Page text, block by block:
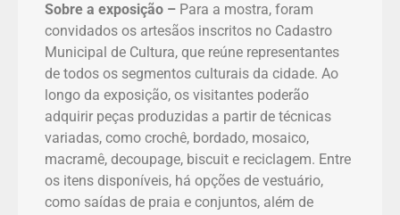
Sobre a exposição – Para a mostra, foram
convidados os artesãos inscritos no Cadastro
Municipal de Cultura, que reúne representantes
de todos os segmentos culturais da cidade. Ao
longo da exposição, os visitantes poderão
adquirir peças produzidas a partir de técnicas
variadas, como crochê, bordado, mosaico,
macramê, decoupage, biscuit e reciclagem. Entre
os itens disponíveis, há opções de vestuário,
como saídas de praia e conjuntos, além de